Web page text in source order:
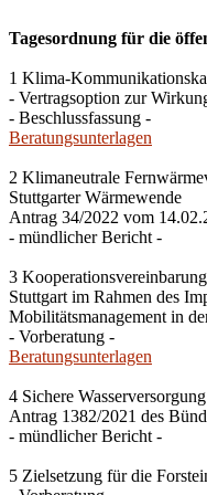
Tagesordnung für die
1 Klima-
- Vertragsoption zur
- Beschlussfassung -
Beratungsunterlagen
2 Klimaneutrale
Stuttgarter Wärmewende
Antrag 34/2022 vom
- mündlicher Bericht -
3
Stuttgart im Rahmen des
Mobilitätsmanagement in
- Vorberatung -
Beratungsunterlagen
4 Sichere
Antrag 1382/2021 des
- mündlicher Bericht -
5 Zielsetzung für die